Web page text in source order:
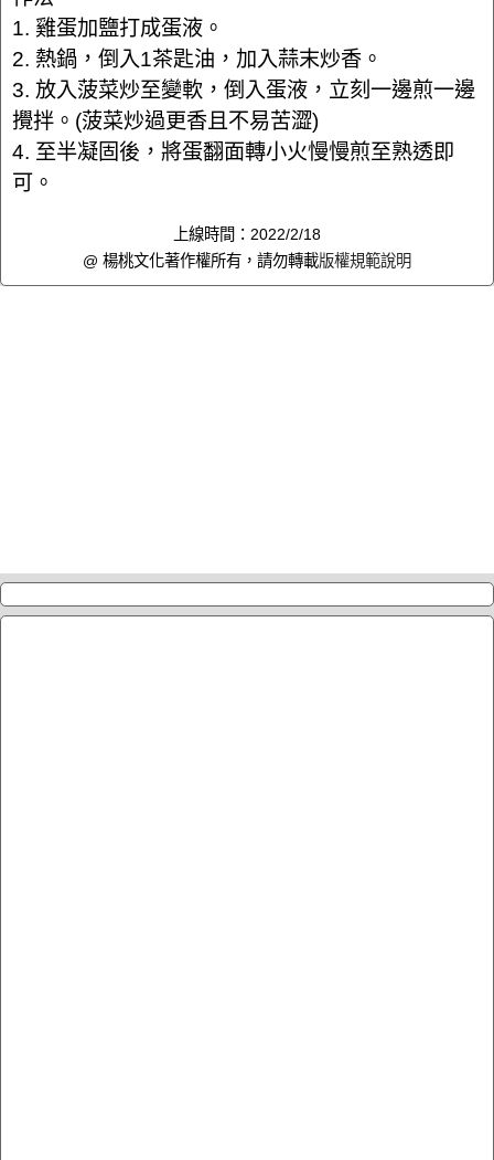
1. 雞蛋加鹽打成蛋液。
2. 熱鍋，倒入1茶匙油，加入蒜末炒香。
3. 放入菠菜炒至變軟，倒入蛋液，立刻一邊煎一邊
攪拌。(菠菜炒過更香且不易苦澀)
4. 至半凝固後，將蛋翻面轉小火慢慢煎至熟透即
可。
上線時間：2022/2/18
@ 楊桃文化著作權所有，請勿轉載版權規範說明